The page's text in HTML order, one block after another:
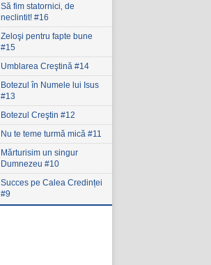
Să fim statornici‚ de
neclintit! #16
Zeloşi pentru fapte bune
#15
Umblarea Creştină #14
Botezul în Numele lui Isus
#13
Botezul Creştin #12
Nu te teme turmă mică #11
Mărturisim un singur
Dumnezeu #10
Succes pe Calea Credinței
#9